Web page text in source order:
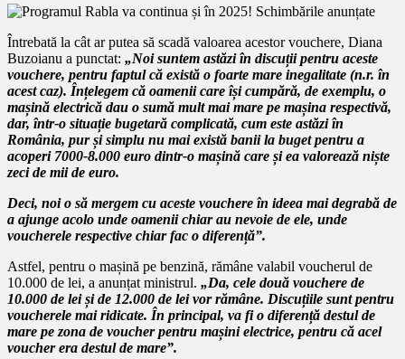
Întrebată la cât ar putea să scadă valoarea acestor vouchere, Diana
Buzoianu a punctat: „Noi suntem astăzi în discuții pentru aceste
vouchere, pentru faptul că există o foarte mare inegalitate (n.r. în
acest caz). Înțelegem că oamenii care își cumpără, de exemplu, o
mașină electrică dau o sumă mult mai mare pe mașina respectivă,
dar, într-o situație bugetară complicată, cum este astăzi în
România, pur și simplu nu mai există banii la buget pentru a
acoperi 7000-8.000 euro dintr-o mașină care și ea valorează niște
zeci de mii de euro.
Deci, noi o să mergem cu aceste vouchere în ideea mai degrabă de
a ajunge acolo unde oamenii chiar au nevoie de ele, unde
voucherele respective chiar fac o diferență”.
Astfel, pentru o mașină pe benzină, rămâne valabil voucherul de
10.000 de lei, a anunțat ministrul. „Da, cele două vouchere de
10.000 de lei și de 12.000 de lei vor rămâne. Discuțiile sunt pentru
voucherele mai ridicate. În principal, va fi o diferență destul de
mare pe zona de voucher pentru mașini electrice, pentru că acel
voucher era destul de mare”.